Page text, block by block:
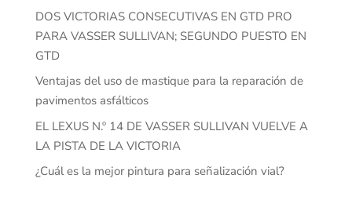
DOS VICTORIAS CONSECUTIVAS EN GTD PRO
PARA VASSER SULLIVAN; SEGUNDO PUESTO EN
GTD
Ventajas del uso de mastique para la reparación de
pavimentos asfálticos
EL LEXUS N.º 14 DE VASSER SULLIVAN VUELVE A
LA PISTA DE LA VICTORIA
¿Cuál es la mejor pintura para señalización vial?